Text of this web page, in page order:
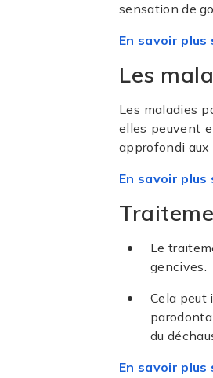
sensation de
En savoir plus
Les
Les maladies
elles peuvent
approfondi
En savoir
Le
gencives.
Cela peut
du
En savoir